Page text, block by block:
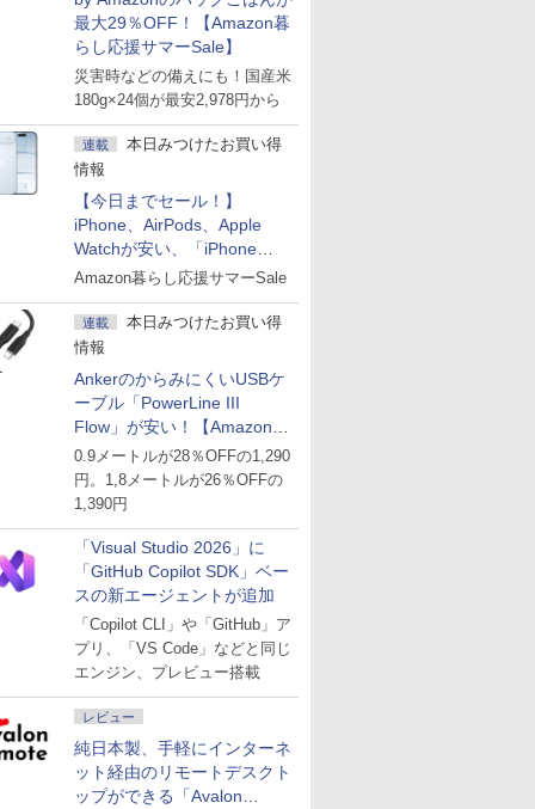
最大29％OFF！【Amazon暮
らし応援サマーSale】
災害時などの備えにも！国産米
180g×24個が最安2,978円から
連載
本日みつけたお買い得
情報
【今日までセール！】
iPhone、AirPods、Apple
Watchが安い、「iPhone
Air」256GB版が139,800円な
Amazon暮らし応援サマーSale
連載
本日みつけたお買い得
情報
AnkerのからみにくいUSBケ
ーブル「PowerLine III
Flow」が安い！【Amazon暮
らし応援サマーSale】
0.9メートルが28％OFFの1,290
円。1,8メートルが26％OFFの
1,390円
「Visual Studio 2026」に
「GitHub Copilot SDK」ベー
スの新エージェントが追加
「Copilot CLI」や「GitHub」ア
プリ、「VS Code」などと同じ
エンジン、プレビュー搭載
レビュー
純日本製、手軽にインターネ
ット経由のリモートデスクト
ップができる「Avalon